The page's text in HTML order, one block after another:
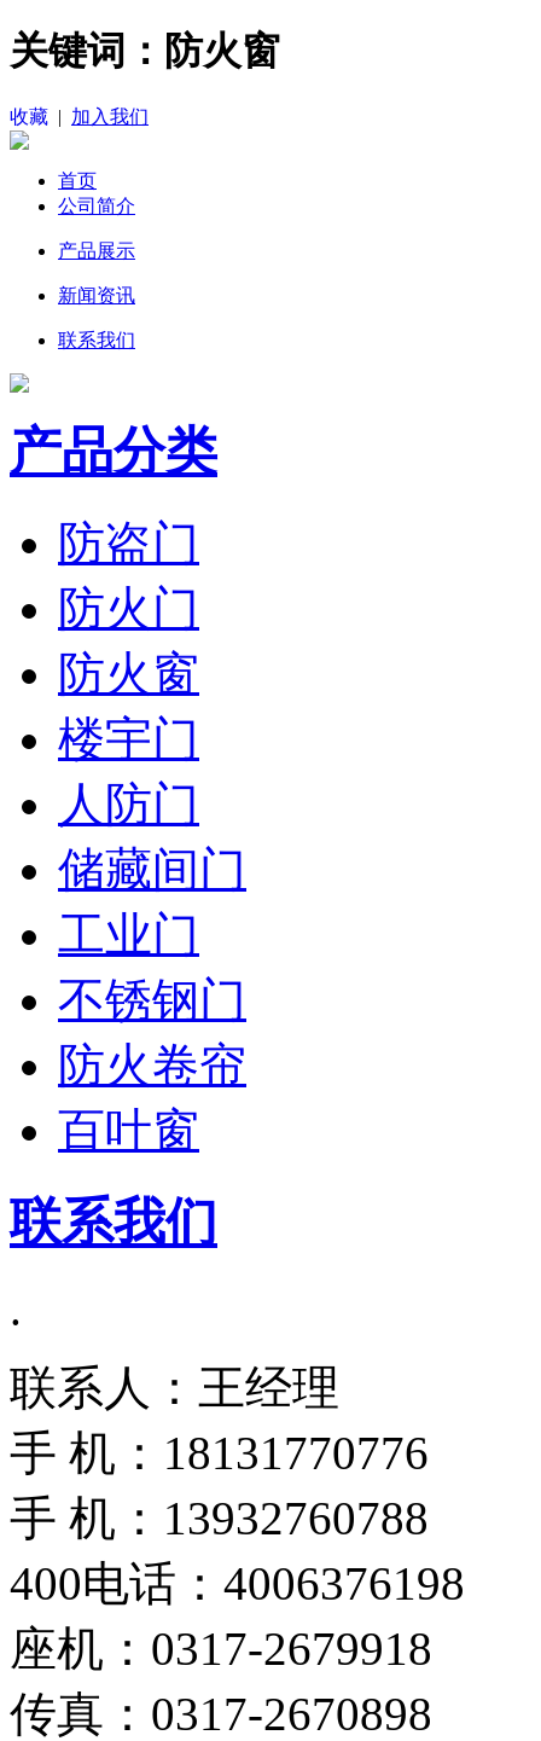
关键词：防火窗
收藏 | 加入我们
首页
公司简介
产品展示
新闻资讯
联系我们
产品分类
防盗门
防火门
防火窗
楼宇门
人防门
储藏间门
工业门
不锈钢门
防火卷帘
百叶窗
联系我们
.
联系人：王经理
手 机：18131770776
手 机：13932760788
400电话：4006376198
座机：0317-2679918
传真：0317-2670898